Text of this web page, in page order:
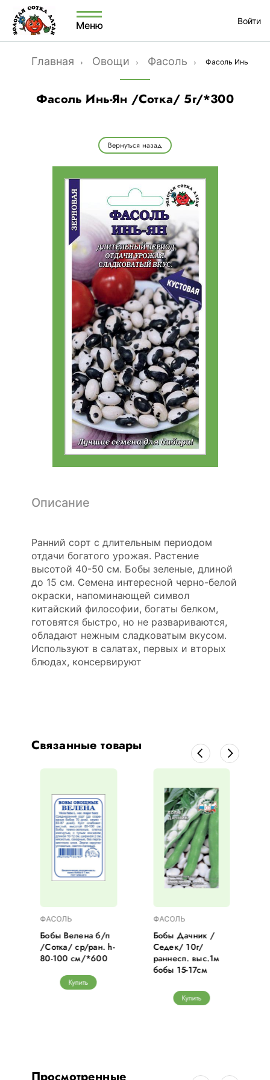
Меню Войти
Главная Овощи Фасоль Фасоль Инь-Ян /
Фасоль Инь-Ян /Сотка/ 5г/*300
Вернуться назад
Описание
Ранний сорт с длительным периодом
отдачи богатого урожая. Растение
высотой 40-50 см. Бобы зеленые, длиной
до 15 см. Семена интересной черно-белой
окраски, напоминающей символ
китайский философии, богаты белком,
готовятся быстро, но не развариваются,
обладают нежным сладковатым вкусом.
Используют в салатах, первых и вторых
блюдах, консервируют
Связанные товары
ФАСОЛЬ
Бобы Велена б/п
/Сотка/ ср/ран. h-
80-100 см/*600
Купить
ФАСОЛЬ
Бобы Дачник /
Седек/ 10г/
раннесп. выс.1м
бобы 15-17см
Купить